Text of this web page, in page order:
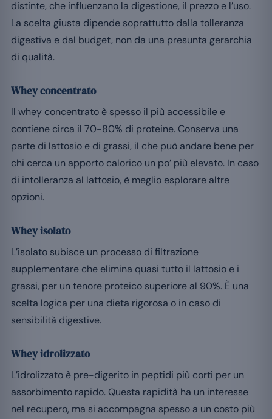
distinte, che influenzano la digestione, il prezzo e l’uso.
La scelta giusta dipende soprattutto dalla tolleranza
digestiva e dal budget, non da una presunta gerarchia
di qualità.
Whey concentrato
Il whey concentrato è spesso il più accessibile e
contiene circa il 70-80% di proteine. Conserva una
parte di lattosio e di grassi, il che può andare bene per
chi cerca un apporto calorico un po’ più elevato. In caso
di intolleranza al lattosio, è meglio esplorare altre
opzioni.
Whey isolato
L’isolato subisce un processo di filtrazione
supplementare che elimina quasi tutto il lattosio e i
grassi, per un tenore proteico superiore al 90%. È una
scelta logica per una dieta rigorosa o in caso di
sensibilità digestive.
Whey idrolizzato
L’idrolizzato è pre-digerito in peptidi più corti per un
assorbimento rapido. Questa rapidità ha un interesse
nel recupero, ma si accompagna spesso a un costo più